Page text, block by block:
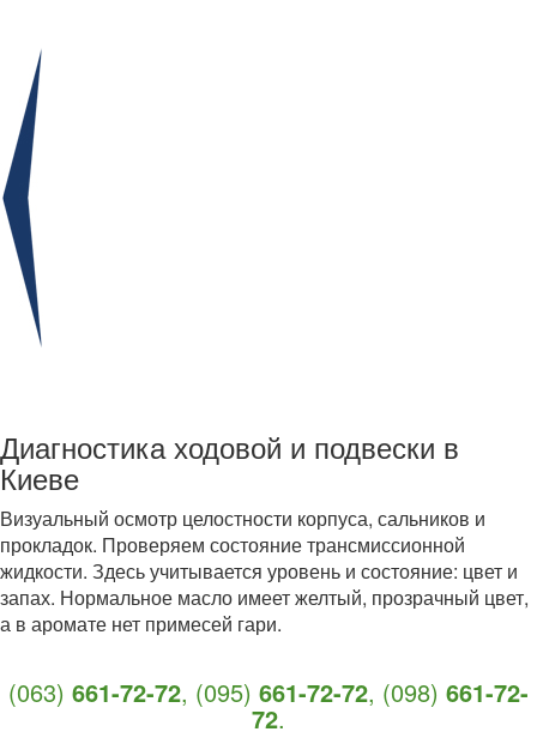
Диагностика ходовой и подвески в
Киеве
Визуальный осмотр целостности корпуса, сальников и
прокладок. Проверяем состояние трансмиссионной
жидкости. Здесь учитывается уровень и состояние: цвет и
запах. Нормальное масло имеет желтый, прозрачный цвет,
а в аромате нет примесей гари.
(063) 661-72-72, (095) 661-72-72, (098) 661-72-
72.